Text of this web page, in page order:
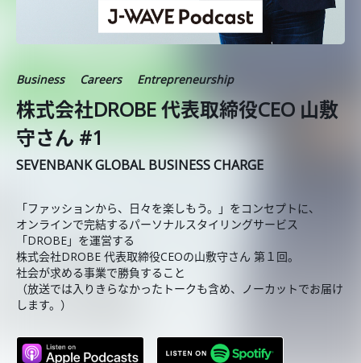
Business Careers Entrepreneurship
株式会社DROBE 代表取締役CEO 山敷
守さん #1
SEVENBANK GLOBAL BUSINESS CHARGE
「ファッションから、日々を楽しもう。」をコンセプトに、
オンラインで完結するパーソナルスタイリングサービス
「DROBE」を運営する
株式会社DROBE 代表取締役CEOの山敷守さん 第１回。
社会が求める事業で勝負すること
（放送では入りきらなかったトークも含め、ノーカットでお届け
します。）